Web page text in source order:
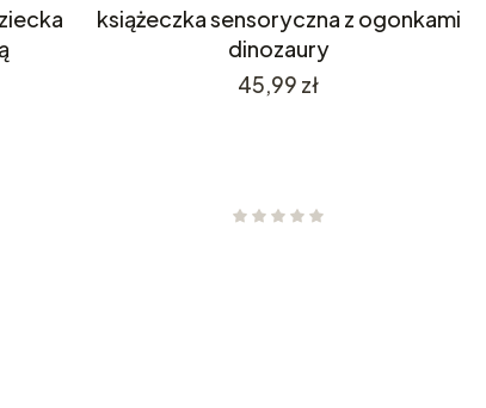
książeczka sensoryczna z ogonkami
dinozaury
Cena
45,99 zł